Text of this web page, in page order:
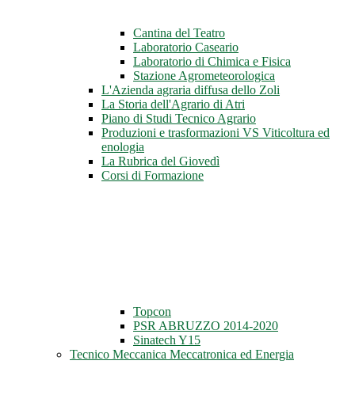
Cantina del Teatro
Laboratorio Caseario
Laboratorio di Chimica e Fisica
Stazione Agrometeorologica
L'Azienda agraria diffusa dello Zoli
La Storia dell'Agrario di Atri
Piano di Studi Tecnico Agrario
Produzioni e trasformazioni VS Viticoltura ed
enologia
La Rubrica del Giovedì
Corsi di Formazione
Topcon
PSR ABRUZZO 2014-2020
Sinatech Y15
Tecnico Meccanica Meccatronica ed Energia